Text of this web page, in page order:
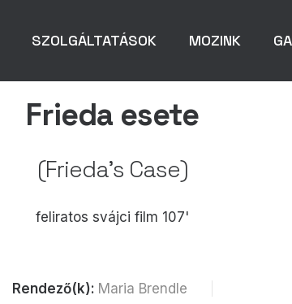
SZOLGÁLTATÁSOK MOZINK
Frieda esete
(Frieda’s Case)
feliratos svájci film 107'
Rendező(k): Maria Brendle